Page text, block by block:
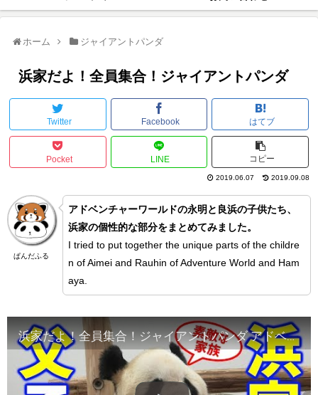
ホーム ジャイアントパンダ
浜家だよ！全員集合！ジャイアントパンダ
Twitter Facebook はてブ
Pocket LINE コピー
2019.09.08
2019.06.07
ぱんだふる
アドベンチャーワールドの永明と良浜の子供たち、
浜家の個性的な部分をまとめてみました。
I tried to put together the unique parts of the childre
n of Aimei and Rauhin of Adventure World and Ham
aya.
浜家だよ！全員集合！ジャイアントパンダ アドベンチャーワールド ぱんだふる動画 AnimalVideo Giantpanda Adventure World